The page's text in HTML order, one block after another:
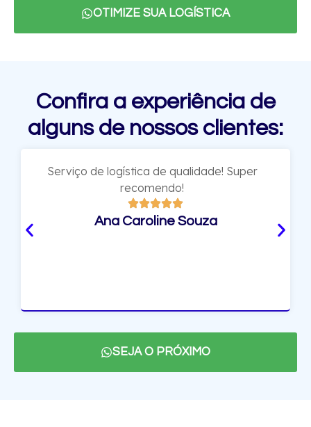
OTIMIZE SUA LOGÍSTICA
Confira a experiência de
alguns de nossos clientes:
Serviço de logística de qualidade! Super
recomendo!
Ana Caroline Souza
SEJA O PRÓXIMO